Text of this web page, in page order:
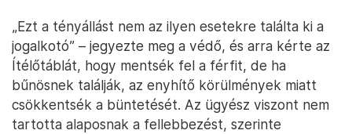
„Ezt a tényállást nem az ilyen esetekre találta ki a
jogalkotó” – jegyezte meg a védő, és arra kérte az
Ítélőtáblát, hogy mentsék fel a férfit, de ha
bűnösnek találják, az enyhítő körülmények miatt
csökkentsék a büntetését. Az ügyész viszont nem
tartotta alaposnak a fellebbezést, szerinte